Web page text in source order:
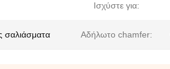
Ισχύστε για:
σαλιάσματα Αδήλωτο chamfer: